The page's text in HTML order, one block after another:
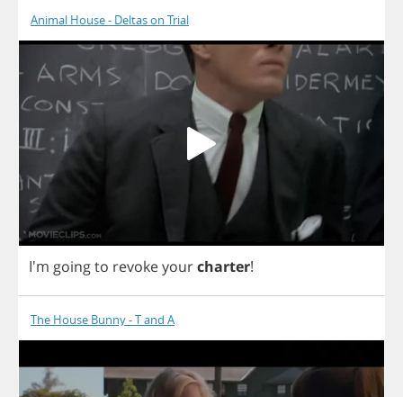
Animal House - Deltas on Trial
I'm goingto revokeyourcharter!
The House Bunny - T and A